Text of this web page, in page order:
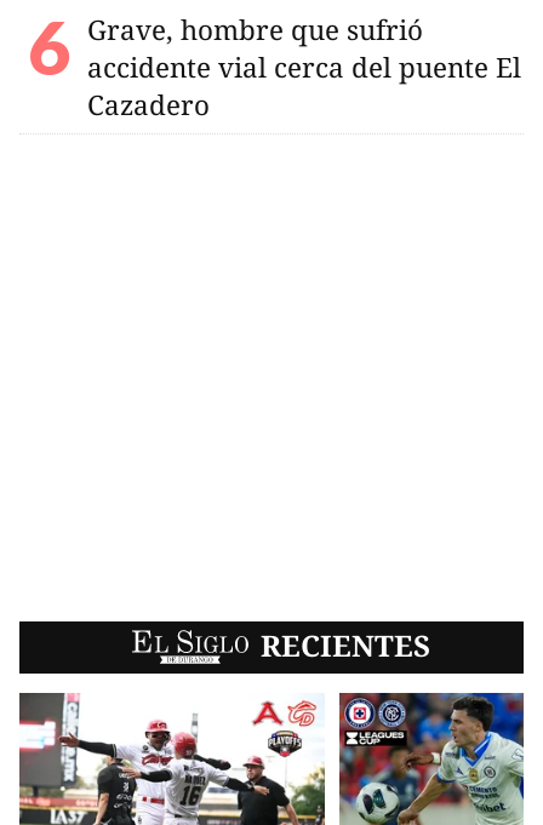
Grave, hombre que sufrió
accidente vial cerca del puente El
Cazadero
EL SIGLO RECIENTES